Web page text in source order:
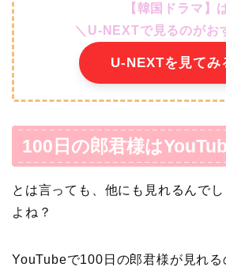
【韓国ドラマ】
＼U-NEXTで見るのがお
U-NEXTを見てみ
100日の郎君様は
とは言っても、他にも見れるんで
よね？
YouTubeで100日の郎君様が見れる